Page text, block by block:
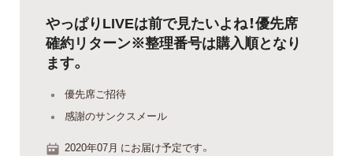
やっぱりLIVEは前で見たいよね！優先席
確約リターン※整理番号は購入順となり
ます。
優先席ご招待
感謝のサンクスメール
2020年07月 にお届け予定です。